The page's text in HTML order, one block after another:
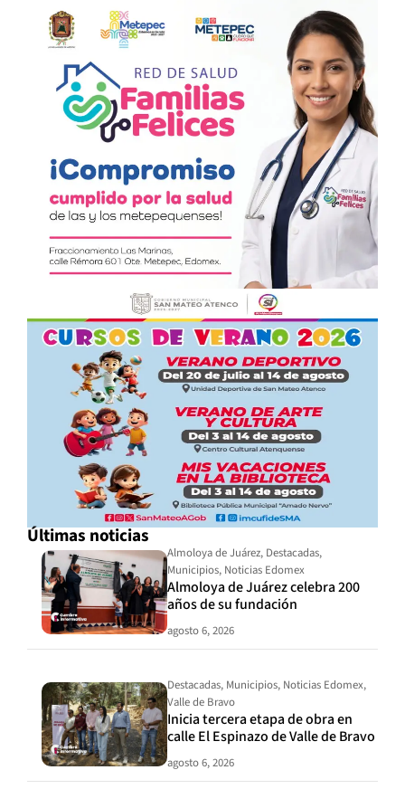
Últimas noticias
Almoloya de Juárez, Destacadas,
Municipios, Noticias Edomex
Almoloya de Juárez celebra 200
años de su fundación
agosto 6, 2026
Destacadas, Municipios, Noticias Edomex,
Valle de Bravo
Inicia tercera etapa de obra en
calle El Espinazo de Valle de Bravo
agosto 6, 2026